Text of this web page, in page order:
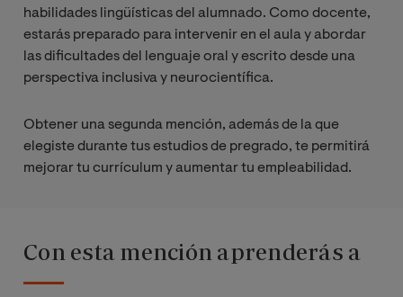
habilidades lingüísticas del alumnado. Como docente,
estarás preparado para intervenir en el aula y abordar
las dificultades del lenguaje oral y escrito desde una
perspectiva inclusiva y neurocientífica.
Obtener una segunda mención, además de la que
elegiste durante tus estudios de pregrado, te permitirá
mejorar tu currículum y aumentar tu empleabilidad.
Con esta mención aprenderás a